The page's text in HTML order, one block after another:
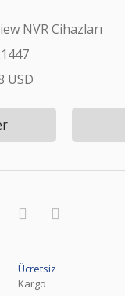
NVR Cihazları
USD
Ücretsiz
Kargo